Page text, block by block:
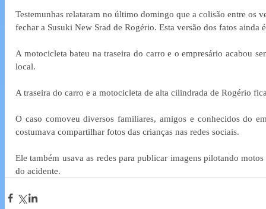
Testemunhas relataram no último domingo que a colisão entre os
fechar a Susuki New Srad de Rogério. Esta versão dos fatos ainda
A motocicleta bateu na traseira do carro e o empresário acabou
local.
A traseira do carro e a motocicleta de alta cilindrada de Rogério
O caso comoveu diversos familiares, amigos e conhecidos do
costumava compartilhar fotos das crianças nas redes sociais.
Ele também usava as redes para publicar imagens pilotando
do acidente.